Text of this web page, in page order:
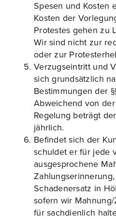
Spesen und Kosten
Kosten der
Protestes gehen zu
Wir sind nicht zur
oder zur
Verzugseintritt und
sich grundsätzlich
Bestimmungen der
Abweichend von
Regelung beträgt
jährlich.
Befindet sich der
schuldet er für jede
ausgesprochene
Schadenersatz in
sofern wir
für sachdienlich